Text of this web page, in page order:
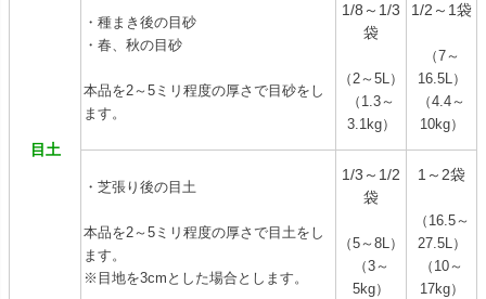
目土
・種まき後の目砂
・春、秋の目砂
本品を2～5ミリ程度の厚さで目砂をし
ます。
1/8～1/3
袋
（2～5L）
（1.3～
3.1kg）
1/2～1袋
（7～
16.5L）
（4.4～
10kg）
・芝張り後の目土
本品を2～5ミリ程度の厚さで目土をし
ます。
※目地を3cmとした場合とします。
1/3～1/2
袋
（5～8L）
（3～
5kg）
1～2袋
（16.5～
27.5L）
（10～
17kg）